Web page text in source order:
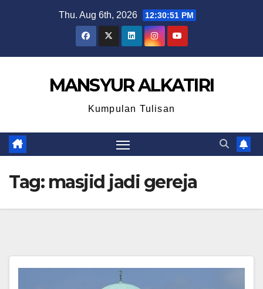
Thu. Aug 6th, 2026 12:30:51 PM
MANSYUR ALKATIRI
Kumpulan Tulisan
Tag: masjid jadi gereja